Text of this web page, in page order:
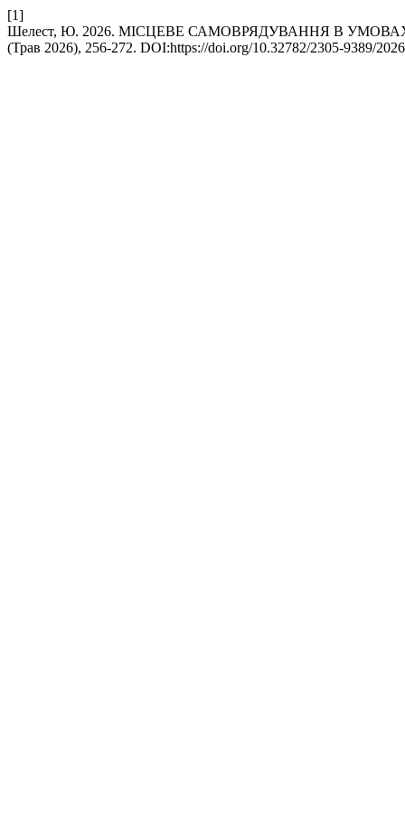
[1]
Шелест, Ю. 2026. МІСЦЕВЕ САМОВРЯДУВАННЯ В
(Трав 2026), 256-272. DOI:https://doi.org/10.32782/2305-9389/